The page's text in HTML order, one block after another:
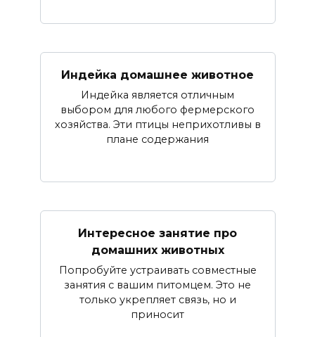
Индейка домашнее животное
Индейка является отличным
выбором для любого фермерского
хозяйства. Эти птицы неприхотливы в
плане содержания
Интересное занятие про
домашних животных
Попробуйте устраивать совместные
занятия с вашим питомцем. Это не
только укрепляет связь, но и
приносит